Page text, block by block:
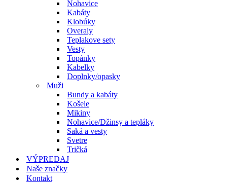
Nohavice
Kabáty
Klobúky
Overaly
Teplakove sety
Vesty
Topánky
Kabelky
Doplnky/opasky
Muži
Bundy a kabáty
Košele
Mikiny
Nohavice/Džinsy a tepláky
Saká a vesty
Svetre
Tričká
VÝPREDAJ
Naše značky
Kontakt